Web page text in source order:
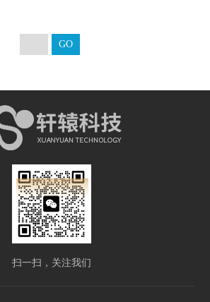
扫一扫，关注我们